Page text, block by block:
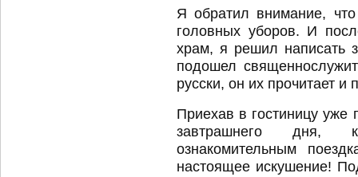
Я обратил внимание,
головных уборов. И
храм, я решил написать
подошел
русски, он их прочитает и
Приехав в гостиницу
завтрашнего дня,
ознакомительным
настоящее искушение!